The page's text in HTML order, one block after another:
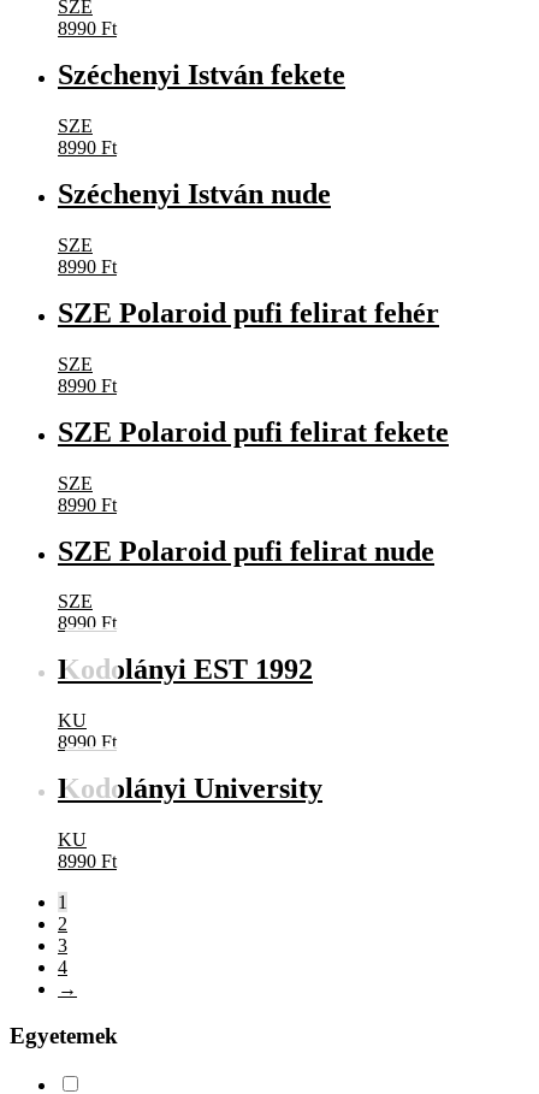
SZE
8990 Ft
Széchenyi István fekete
SZE
8990 Ft
Széchenyi István nude
SZE
8990 Ft
SZE Polaroid pufi felirat fehér
SZE
8990 Ft
SZE Polaroid pufi felirat fekete
SZE
8990 Ft
SZE Polaroid pufi felirat nude
SZE
8990 Ft
Kodolányi EST 1992
KU
8990 Ft
Kodolányi University
KU
8990 Ft
1
2
3
4
→
Egyetemek